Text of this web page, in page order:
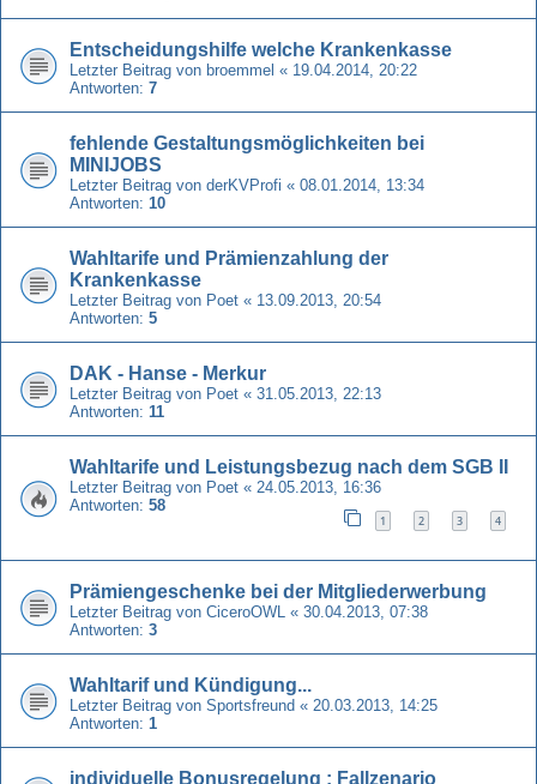
Entscheidungshilfe welche Krankenkasse
Letzter Beitrag von broemmel « 19.04.2014, 20:22
Antworten: 7
fehlende Gestaltungsmöglichkeiten bei
MINIJOBS
Letzter Beitrag von derKVProfi « 08.01.2014, 13:34
Antworten: 10
Wahltarife und Prämienzahlung der
Krankenkasse
Letzter Beitrag von Poet « 13.09.2013, 20:54
Antworten: 5
DAK - Hanse - Merkur
Letzter Beitrag von Poet « 31.05.2013, 22:13
Antworten: 11
Wahltarife und Leistungsbezug nach dem SGB II
Letzter Beitrag von Poet « 24.05.2013, 16:36
Antworten: 58
1 2 3 4
Prämiengeschenke bei der Mitgliederwerbung
Letzter Beitrag von CiceroOWL « 30.04.2013, 07:38
Antworten: 3
Wahltarif und Kündigung...
Letzter Beitrag von Sportsfreund « 20.03.2013, 14:25
Antworten: 1
individuelle Bonusregelung : Fallzenario